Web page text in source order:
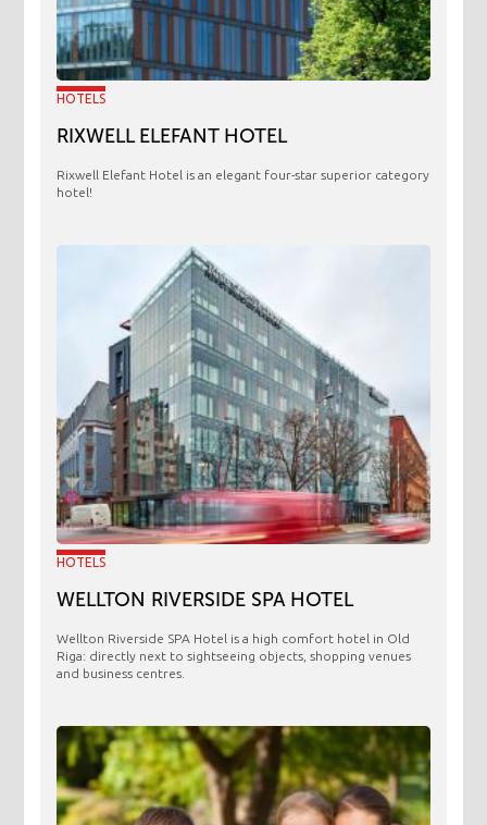
HOTELS
RIXWELL ELEFANT HOTEL
Rixwell Elefant Hotel is an elegant four-star superior category
hotel!
HOTELS
WELLTON RIVERSIDE SPA HOTEL
Wellton Riverside SPA Hotel is a high comfort hotel in Old
Riga: directly next to sightseeing objects, shopping venues
and business centres.